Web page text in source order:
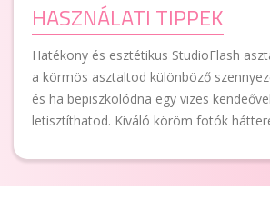
HASZNÁLATI TIPPEK
Hatékony és esztétikus StudioFlash
a körmös asztaltod különböző
és ha bepiszkolódna egy vizes
letisztíthatod. Kiváló köröm fotók